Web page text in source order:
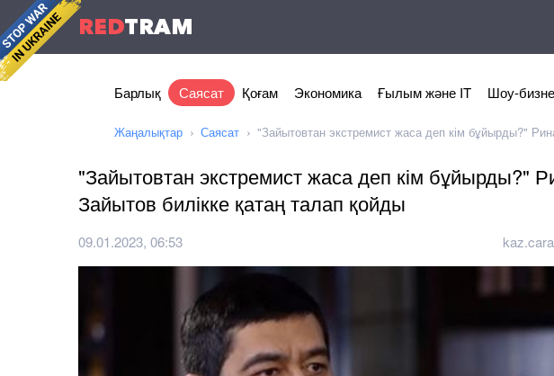
REDTRAM
Барлық Саясат Қоғам Экономика Ғылым және IT Шоу-
Жаңалықтар Саясат "Зайытовтан экстремист жаса деп кім бұйырды?"
"Зайытовтан экстремист жаса деп кім бұйырды?"
Зайытов билікке қатаң талап қойды
09.01.2023, 06:53